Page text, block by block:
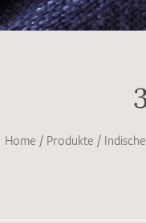
Home / Produkte /